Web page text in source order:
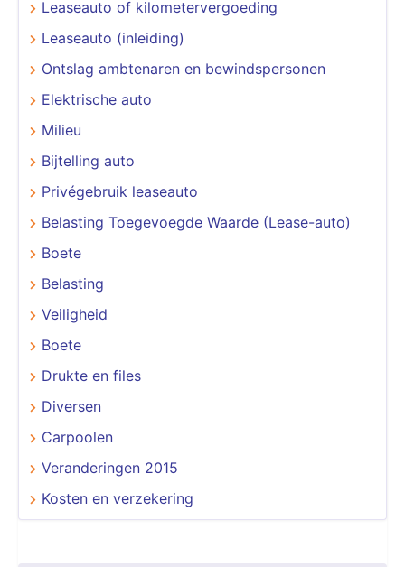
Leaseauto of kilometervergoeding
Leaseauto (inleiding)
Ontslag ambtenaren en bewindspersonen
Elektrische auto
Milieu
Bijtelling auto
Privégebruik leaseauto
Belasting Toegevoegde Waarde (Lease-auto)
Boete
Belasting
Veiligheid
Boete
Drukte en files
Diversen
Carpoolen
Veranderingen 2015
Kosten en verzekering